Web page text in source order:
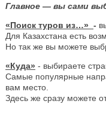
Главное — вы сами
«Поиск туров из…» -
Для Казахстана есть
Но так же вы можете
«Куда» - выбираете
Самые популярные
вам место.
Здесь же сразу можете